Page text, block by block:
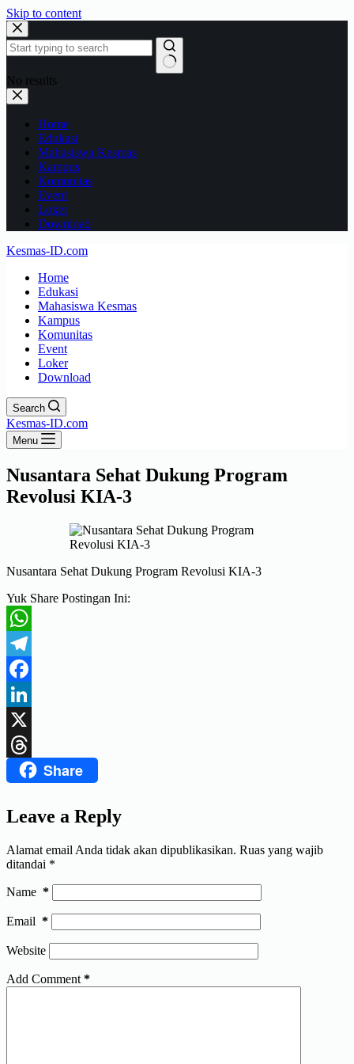
Skip to content
No results
Home
Edukasi
Mahasiswa Kesmas
Kampus
Komunitas
Event
Loker
Download
Kesmas-ID.com
Home
Edukasi
Mahasiswa Kesmas
Kampus
Komunitas
Event
Loker
Download
Search
Kesmas-ID.com
Menu
Nusantara Sehat Dukung Program
Revolusi KIA-3
Nusantara Sehat Dukung Program Revolusi KIA-3
Yuk Share Postingan Ini:
WhatsApp
Telegram
Facebook
LinkedIn
X
ThreadsShare
Leave a Reply
Alamat email Anda tidak akan dipublikasikan. Ruas yang wajib
ditandai *
Name *
Email *
Website
Add Comment *